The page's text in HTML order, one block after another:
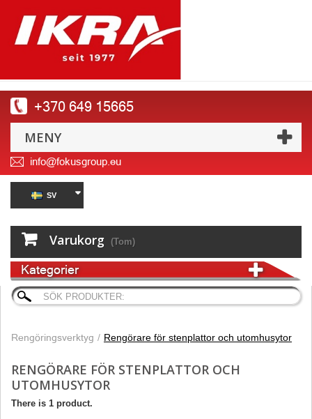
+370 649 15665
MENY
info@fokusgroup.eu
SV
Varukorg (Tom)
Kategorier
Rengöringsverktyg Rengörare för stenplattor och utomhusytor
RENGÖRARE FÖR STENPLATTOR OCH
UTOMHUSYTOR
There is 1 product.